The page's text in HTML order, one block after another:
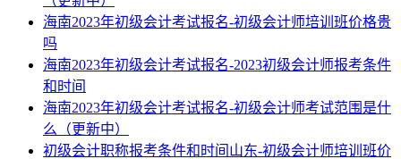
海南2023年初级会计考试报名-初级会计师培训班价格贵
吗
海南2023年初级会计考试报名-2023初级会计师报考条件
和时间
海南2023年初级会计考试报名-初级会计师考试范围是什
么（更新中）
初级会计职称报考条件和时间山东-初级会计师培训班价